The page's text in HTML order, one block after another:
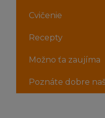
Cvičenie
Recepty
Možno ťa zaujíma
Poznáte dobre